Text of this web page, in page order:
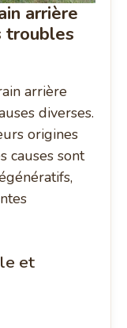
arrière
troubles
arrière
diverses.
origines
causes sont
et